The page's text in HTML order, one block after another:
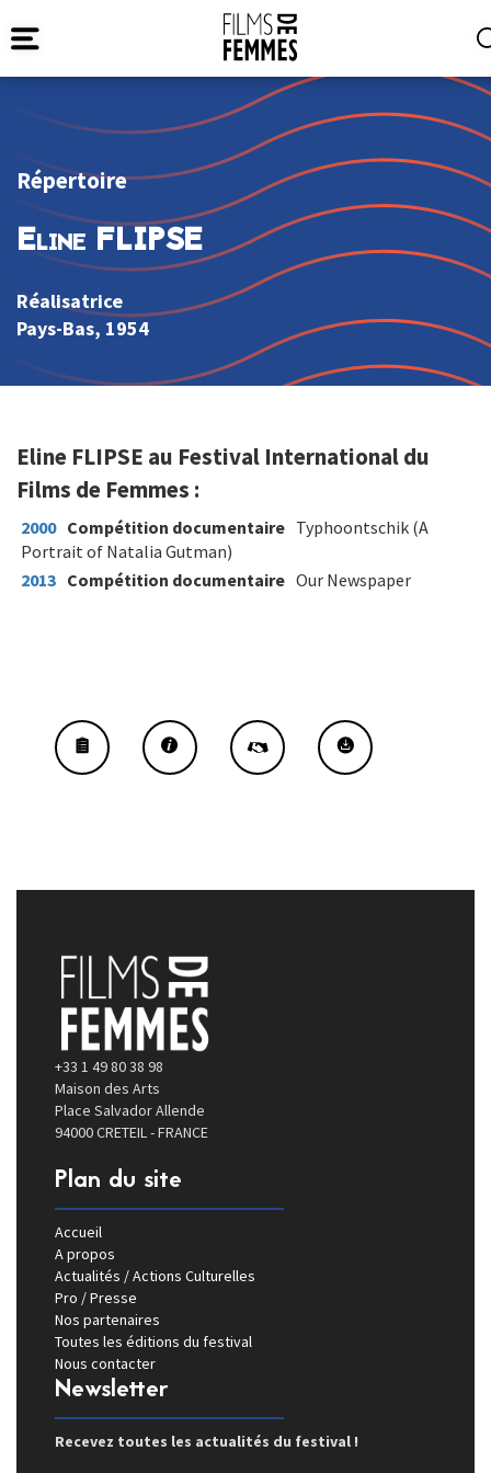
Répertoire
Eline FLIPSE
Réalisatrice
Pays-Bas, 1954
Eline FLIPSE au Festival International du
Films de Femmes :
2000 Compétition documentaire Typhoontschik (A
Portrait of Natalia Gutman)
2013 Compétition documentaire Our Newspaper
+33 1 49 80 38 98
Maison des Arts
Place Salvador Allende
94000 CRETEIL - FRANCE
Plan du site
Accueil
A propos
Actualités / Actions Culturelles
Pro / Presse
Nos partenaires
Toutes les éditions du festival
Nous contacter
Newsletter
Recevez toutes les actualités du festival !